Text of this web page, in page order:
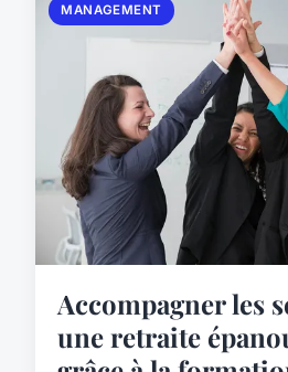
MANAGEMENT
Accompagner les
une retraite